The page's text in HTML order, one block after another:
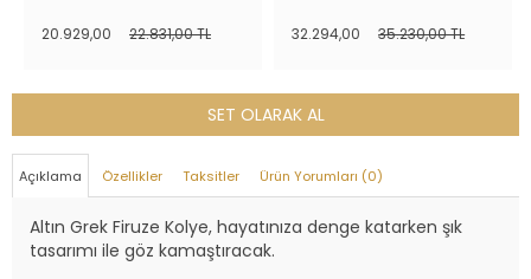
20.929,00 22.831,00 TL 32.294,00 35.230,00 TL
SET OLARAK AL
Açıklama Özellikler Taksitler Ürün Yorumları (0)
Altın Grek Firuze Kolye, hayatınıza denge katarken şık
tasarımı ile göz kamaştıracak.